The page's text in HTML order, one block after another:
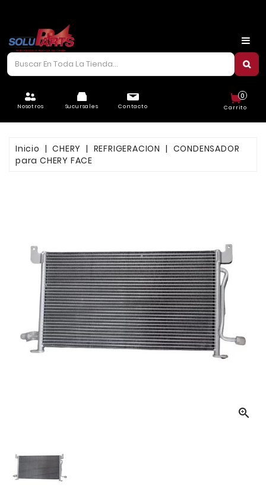
Nosotros Sucursales Contacto Carrito
0
CARROCERÍA
ELÉCTRICO
FRENOS
SUSPENSIÓN
Inicio CHERY REFRIGERACION
CONDENSADOR
para CHERY FACE
